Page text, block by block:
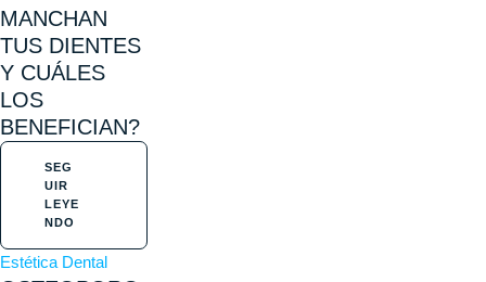
MANCHAN
TUS DIENTES
Y CUÁLES
LOS
BENEFICIAN?
SEG
UIR
LEYE
NDO
Estética Dental